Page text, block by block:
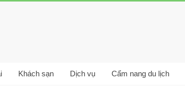
Khách sạn Dịch vụ Cẩm nang du lịch